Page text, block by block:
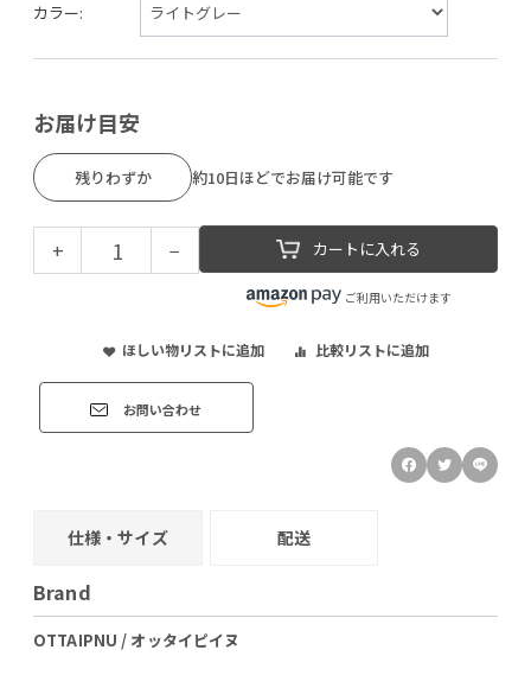
カラー:
お届け目安
残りわずか 約10日ほどでお届け可能です
+ − カートに入れる
ご利用いただけます
ほしい物リストに追加 比較リストに追加
お問い合わせ
仕様・サイズ 配送
Brand
OTTAIPNU / オッタイピイヌ